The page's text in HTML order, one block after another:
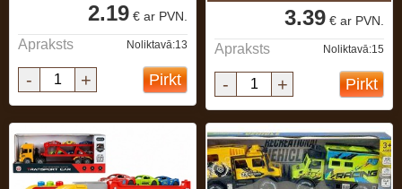
2.19 € ar PVN.
Apraksts Noliktavā:13
- + Pirkt
3.39 € ar PVN.
Apraksts Noliktavā:15
- + Pirkt